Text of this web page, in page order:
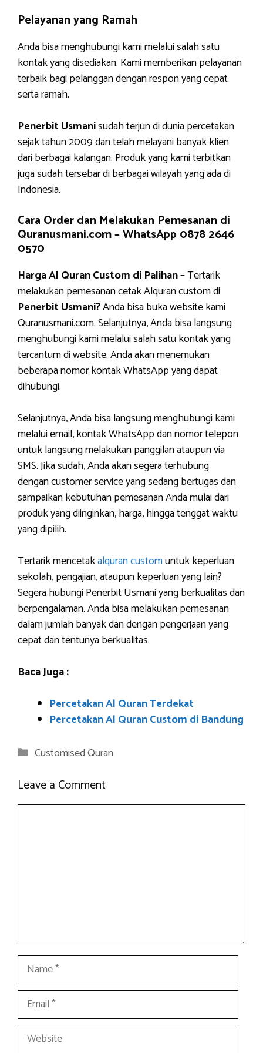
Pelayanan yang Ramah
Anda bisa menghubungi kami melalui salah satu
kontak yang disediakan. Kami memberikan pelayanan
terbaik bagi pelanggan dengan respon yang cepat
serta ramah.
Penerbit Usmanisudah terjun di dunia percetakan
sejak tahun 2009 dan telah melayani banyak klien
dari berbagai kalangan. Produk yang kami terbitkan
juga sudah tersebar di berbagai wilayah yang ada di
Indonesia.
Cara Order dan Melakukan Pemesanan di
Quranusmani.com –WhatsApp 0878 2646
0570
Harga Al Quran Custom di Palihan –Tertarik
melakukan pemesanan cetak Alquran custom di
Penerbit Usmani?Anda bisa buka website kami
Quranusmani.com. Selanjutnya, Anda bisa langsung
menghubungi kami melalui salah satu kontak yang
tercantum di website. Anda akan menemukan
beberapa nomor kontak WhatsApp yang dapat
dihubungi.
Selanjutnya, Anda bisa langsung menghubungi kami
melalui email, kontak WhatsApp dan nomor telepon
untuk langsung melakukan panggilan ataupun via
SMS. Jika sudah, Anda akan segera terhubung
dengan customer service yang sedang bertugas dan
sampaikan kebutuhan pemesanan Anda mulai dari
produk yang diinginkan, harga, hingga tenggat waktu
yang dipilih.
Tertarik mencetakalquran customuntuk keperluan
sekolah, pengajian, ataupun keperluan yang lain?
Segera hubungi Penerbit Usmani yang berkualitas dan
berpengalaman. Anda bisa melakukan pemesanan
dalam jumlah banyak dan dengan pengerjaan yang
cepat dan tentunya berkualitas.
Baca Juga :
Percetakan Al Quran Terdekat
Percetakan Al Quran Custom di Bandung
Categories
Customised Quran
Leave a Comment
Name
Email
Website